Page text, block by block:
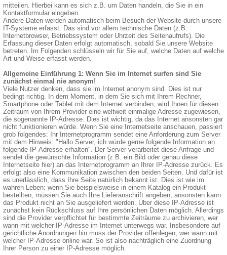
mitteilen. Hierbei kann es sich z.B. um Daten handeln, die Sie in ein
Kontaktformular eingeben.
Andere Daten werden automatisch beim Besuch der Website durch unsere
IT-Systeme erfasst. Das sind vor allem technische Daten (z.B.
Internetbrowser, Betriebssystem oder Uhrzeit des Seitenaufrufs). Die
Erfassung dieser Daten erfolgt automatisch, sobald Sie unsere Website
betreten. Im Folgenden schlüsseln wir für Sie auf, welche Daten auf welche
Art und Weise erfasst werden.
Allgemeine Einführung 1: Wenn Sie im Internet surfen sind Sie
zunächst einmal nie anonym!
Viele Nutzer denken, dass sie im Internet anonym sind. Dies ist nur
bedingt richtig. In dem Moment, in dem Sie sich mit Ihrem Rechner,
Smartphone oder Tablet mit dem Internet verbinden, wird Ihnen für diesen
Zeitraum von Ihrem Provider eine weltweit einmalige Adresse zugewiesen,
die sogenannte IP-Adresse. Dies ist wichtig, da das Internet ansonsten gar
nicht funktionieren würde. Wenn Sie eine Internetseite anschauen, passiert
grob folgendes: Ihr Internetprogramm sendet eine Anforderung zum Server
mit dem Hinweis: "Hallo Server, ich würde gerne folgende Information an
folgende IP-Adresse erhalten". Der Server verarbeitet diese Anfrage und
sendet die gewünschte Information (z.B. ein Bild oder genau diese
Internetseite hier) an das Internetprogramm an Ihrer IP-Adresse zurück. Es
erfolgt also eine Kommunikation zwischen den beiden Seiten. Und dafür ist
es unerlässlich, dass Ihre Seite natürlich bekannt ist. Dies ist wie im
wahren Leben: wenn Sie beispielsweise in einem Katalog ein Produkt
bestellten, müssen Sie auch Ihre Lieferanschrift angeben, ansonsten kann
das Produkt nicht an Sie ausgeliefert werden. Über diese IP-Adresse ist
zunächst kein Rückschluss auf Ihre persönlichen Daten möglich. Allerdings
sind die Provider verpflichtet für bestimmte Zeiträume zu archivieren, wer
wann mit welcher IP-Adresse im Internet unterwegs war. Insbesondere auf
gerichtliche Anordnungen hin muss der Provider offenlegen, wer wann mit
welcher IP-Adresse online war. So ist also nachträglich eine Zuordnung
Ihrer Person zu einer IP-Adresse möglich.